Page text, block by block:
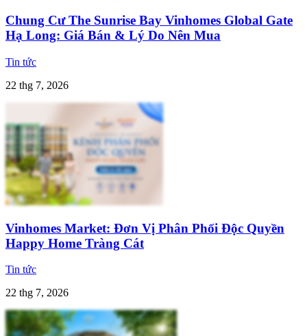
Chung Cư The Sunrise Bay Vinhomes Global Gate
Hạ Long: Giá Bán & Lý Do Nên Mua
Tin tức
22 thg 7, 2026
Vinhomes Market: Đơn Vị Phân Phối Độc Quyền
Happy Home Tràng Cát
Tin tức
22 thg 7, 2026